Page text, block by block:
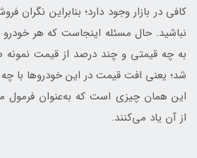
کافی در بازار وجود دارد؛ بنابراین
نباشید. حال مسئله اینجاست که هر
به چه قیمتی و چند درصد از قیمت نمونه
شد؛ یعنی افت قیمت در این خودروها با
این همان چیزی است که به‌عنوان فرمول
از آن یاد می‌کنند.